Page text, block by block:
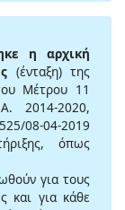
η αρχική
(ένταξη) της
Μέτρου 11
2014-2020,
08-04-2019
όπως
για τους
και για κάθε